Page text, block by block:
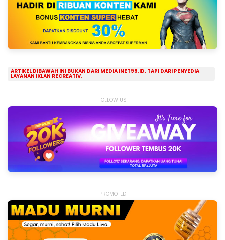
ARTIKEL DIBAWAH INI BUKAN DARI MEDIA INET99.ID, TAPI DARI PENYEDIA
LAYANAN IKLAN RECREATIV.
FOLLOW US
PROMOTED